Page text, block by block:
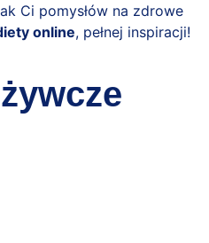
Ci pomysłów na zdrowe
online, pełnej inspiracji!